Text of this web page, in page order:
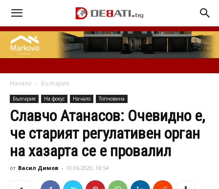
Начало България
България На фокус Начало Топновина
Славчо Атанасов: Очевидно е,
че старият регулативен орган
на хазарта се е провалил
от Васил Димов - 10.06.2020, 16:54